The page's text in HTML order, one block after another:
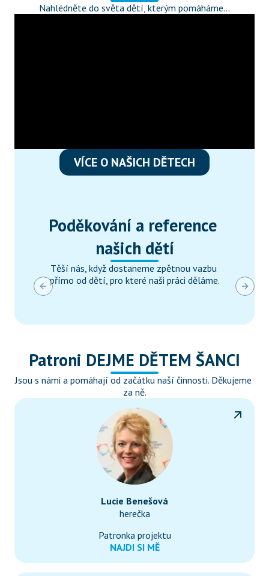
Nahlédněte do světa dětí, kterým pomáháme...
VÍCE O NAŠICH DĚTECH
Poděkování a reference
našich dětí
Těší nás, když dostaneme zpětnou vazbu
přímo od dětí, pro které naši práci děláme.
Previous slide Next
Patroni DEJME DĚTEM ŠANCI
Jsou s námi a pomáhají od začátku naší činnosti. Děkujeme
za ně.
Lucie Benešová
herečka
Patronka projektu
NAJDI SI MĚ